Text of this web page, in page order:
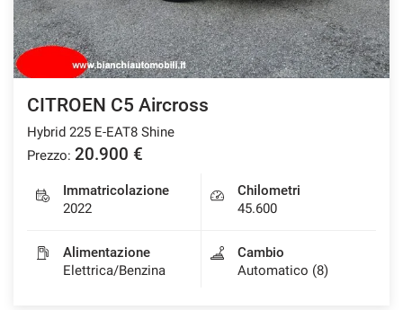
CITROEN C5 Aircross
Hybrid 225 E-EAT8 Shine
Prezzo: 20.900 €
Immatricolazione
2022
Chilometri
45.600
Alimentazione
Elettrica/Benzina
Cambio
Automatico (8)